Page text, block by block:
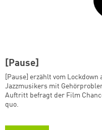
[Pause]
[Pause] erzählt vom
Jazzmusikers mit
Auftritt befragt der Film
quo.